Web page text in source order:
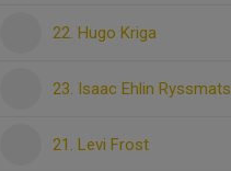
22. Hugo Kriga
23. Isaac Ehlin Ryssmats
21. Levi Frost